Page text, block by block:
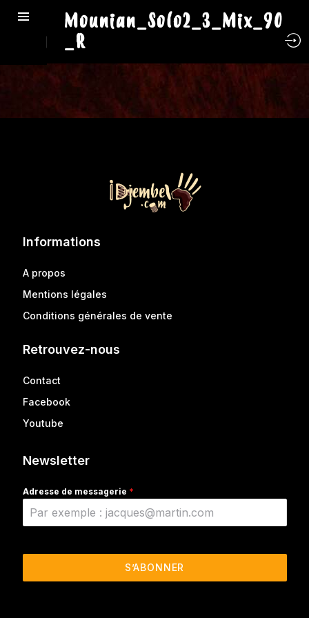
Mounian_Solo2_3_Mix_90
_R
Informations
A propos
Mentions légales
Conditions générales de vente
Retrouvez-nous
Contact
Facebook
Youtube
Newsletter
Adresse de messagerie *
S’ABONNER